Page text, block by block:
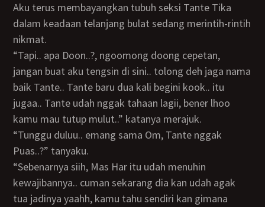
Aku terus membayangkan tubuh seksi Tante Tika
dalam keadaan telanjang bulat sedang merintih-rintih
nikmat.
“Tapi.. apa Doon..?, ngoomong doong cepetan,
jangan buat aku tengsin di sini.. tolong deh jaga nama
baik Tante.. Tante baru dua kali begini kook.. itu
jugaa.. Tante udah nggak tahaan lagii, bener lhoo
kamu mau tutup mulut..” katanya merajuk.
“Tunggu duluu.. emang sama Om, Tante nggak
Puas..?” tanyaku.
“Sebenarnya siih, Mas Har itu udah menuhin
kewajibannya.. cuman sekarang dia kan udah agak
tua jadinya yaahh, kamu tahu sendiri kan gimana